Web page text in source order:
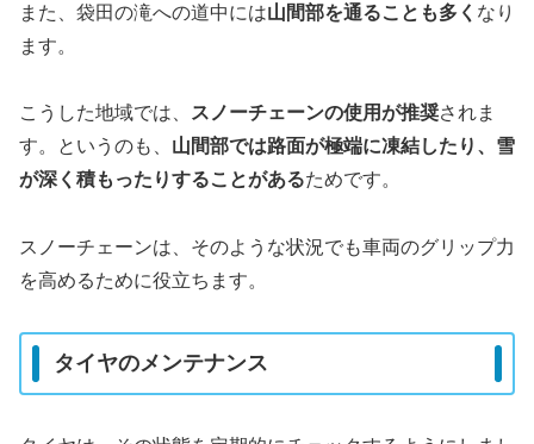
また、袋田の滝への道中には山間部を通ることも多く なり
ます。
こうした地域では、 スノーチェーンの使用が推奨されま
す。というのも、 山間部では路面が極端に凍結したり、雪
が深く積もったりすることがあるためです。
スノーチェーンは、そのような状況でも車両のグリップ力
を高めるために役立ちます。
タイヤのメンテナンス